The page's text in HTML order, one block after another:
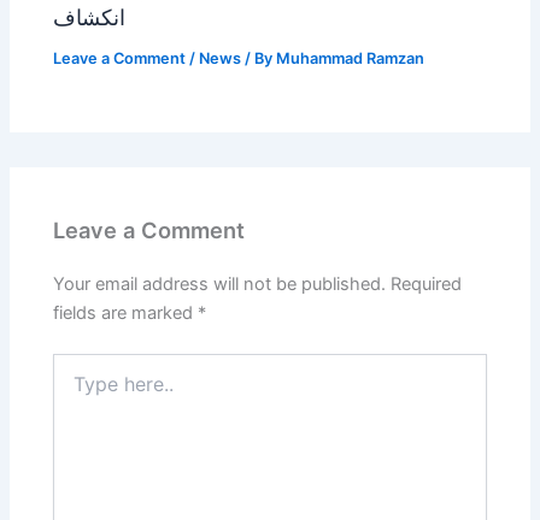
انکشاف
Leave a Comment / News / By Muhammad Ramzan
Leave a Comment
Your email address will not be published. Required
fields are marked *
here..